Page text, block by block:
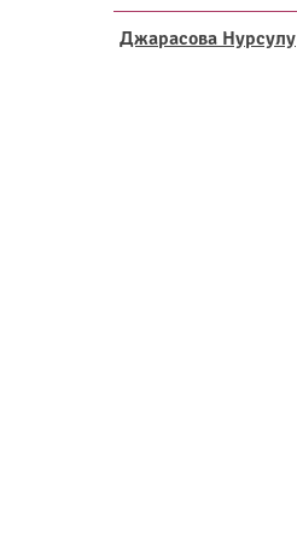
Джарасова Нурсулу